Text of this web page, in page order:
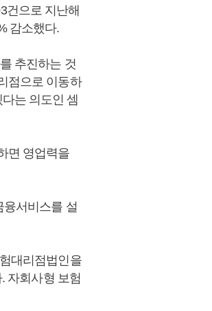
건으로 지난해
감소했다.
추진하는 것
점으로 이동하
는 의도인 셈
면 영업력을
서비스를 설
대리점법인을
자회사형 보험